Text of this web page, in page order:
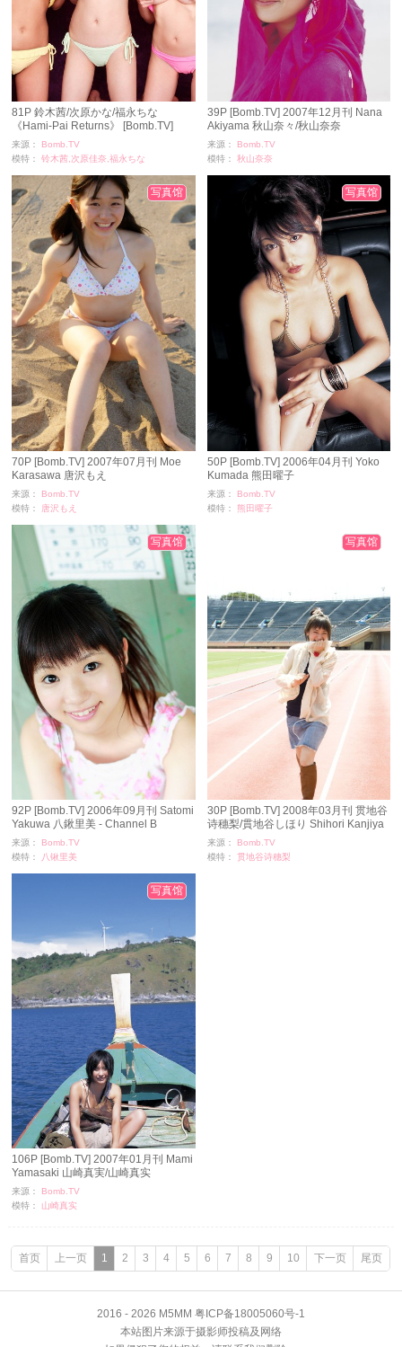
81P 鈴木茜/次原かな/福永ちな
《Hami-Pai Returns》 [Bomb.TV]
2006年01月刊
来源：
Bomb.TV
模特：
铃木茜,次原佳奈,福永ちな
浏览：1693
时间：11-24
39P [Bomb.TV] 2007年12月刊 Nana
Akiyama 秋山奈々/秋山奈奈
来源：
Bomb.TV
模特：
秋山奈奈
浏览：286
70P [Bomb.TV] 2007年07月刊 Moe
Karasawa 唐沢もえ
来源：
Bomb.TV
模特：
唐沢もえ
时间：
写真馆
50P [Bomb.TV] 2006年04月刊 Yoko
Kumada 熊田曜子
来源：
Bomb.TV
模特：
熊田曜子
写真馆
92P [Bomb.TV] 2006年09月刊 Satomi
Yakuwa 八鍬里美 - Channel B
来源：
Bomb.TV
模特：
八锹里美
写真馆
30P [Bomb.TV] 2008年03月刊 贯地谷
诗穗梨/貫地谷しほり Shihori Kanjiya
来源：
Bomb.TV
模特：
贯地谷诗穗梨
写真馆
106P [Bomb.TV] 2007年01月刊 Mami
Yamasaki 山崎真実/山崎真实
来源：
Bomb.TV
模特：
山崎真实
写真馆
首页 上一页 1 2 3 4 5 6 7 8 9 10 下一页 尾页
2016 - 2026 M5MM 粤ICP备18005060号-1
本站图片来源于摄影师投稿及网络